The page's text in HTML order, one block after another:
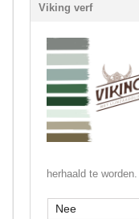
Viking verf
herhaald te worden.
Nee